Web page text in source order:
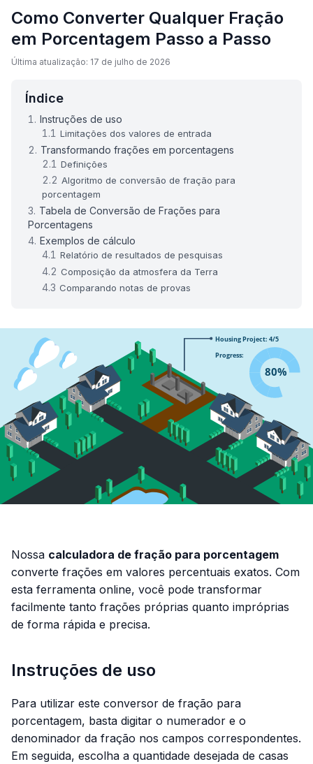
Como Converter Qualquer Fração
em Porcentagem Passo a Passo
Última atualização: 17 de julho de 2026
Índice
Instruções de uso
Limitações dos valores de entrada
Transformando frações em porcentagens
Definições
Algoritmo de conversão de fração para
porcentagem
Tabela de Conversão de Frações para
Porcentagens
Exemplos de cálculo
Relatório de resultados de pesquisas
Composição da atmosfera da Terra
Comparando notas de provas
Nossa calculadora de fração para porcentagem
converte frações em valores percentuais exatos. Com
esta ferramenta online, você pode transformar
facilmente tanto frações próprias quanto impróprias
de forma rápida e precisa.
Instruções de uso
Para utilizar este conversor de fração para
porcentagem, basta digitar o numerador e o
denominador da fração nos campos correspondentes.
Em seguida, escolha a quantidade desejada de casas